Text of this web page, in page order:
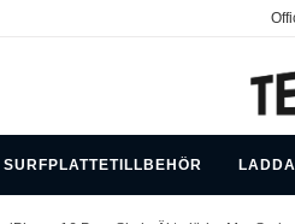
SURFPLATTETILLBEHÖR